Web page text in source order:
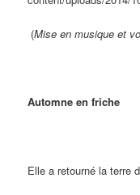
(Mise en musique et
Automne en friche
Elle a retourné la terre